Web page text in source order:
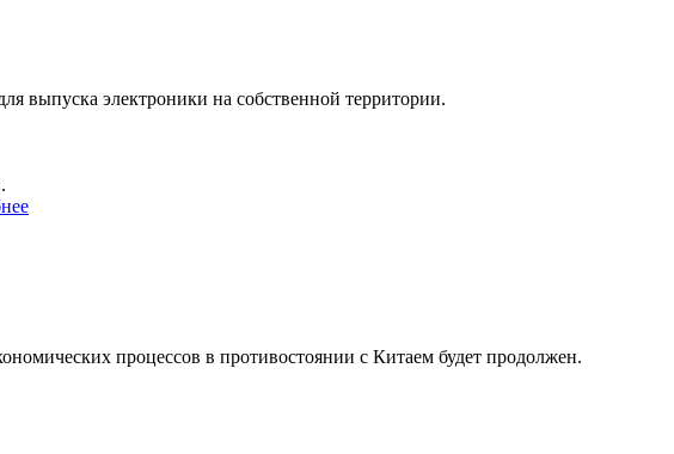
электроники на собственной территории.
процессов в противостоянии с Китаем будет продолжен.